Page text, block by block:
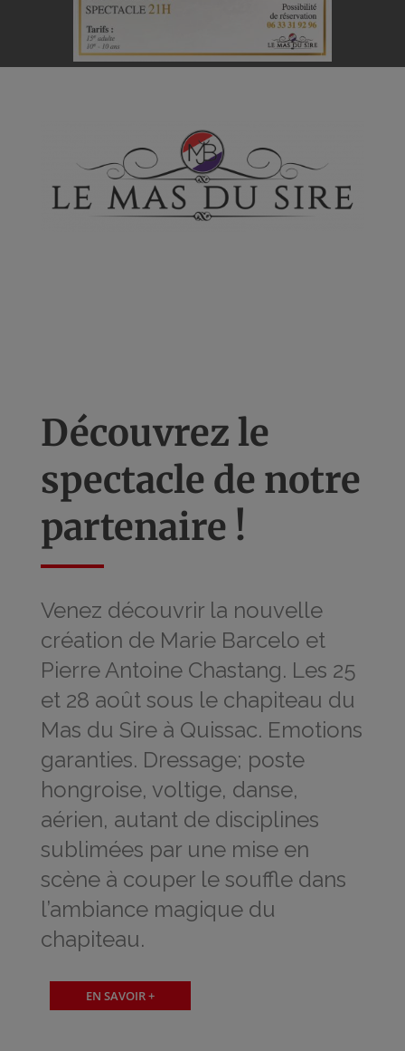
Découvrez le
spectacle de notre
partenaire !
Venez découvrir la nouvelle
création de Marie Barcelo et
Pierre Antoine Chastang. Les 25
et 28 août sous le chapiteau du
Mas du Sire à Quissac. Emotions
garanties. Dressage; poste
hongroise, voltige, danse,
aérien, autant de disciplines
sublimées par une mise en
scène à couper le souffle dans
l’ambiance magique du
chapiteau.
EN SAVOIR +